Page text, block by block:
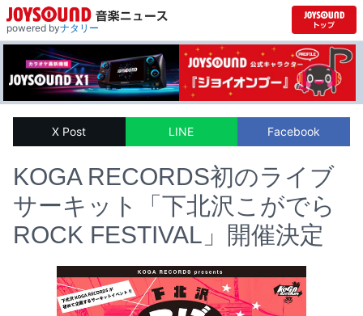
powered byナタリー
X Post LINE Facebook
KOGA RECORDS初のライブ
サーキット「下北沢こがでら
ROCK FESTIVAL」開催決定